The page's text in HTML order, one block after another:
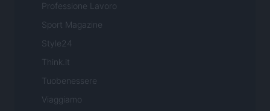
Professione Lavoro
Sport Magazine
Style24
Think.it
Tuobenessere
Viaggiamo